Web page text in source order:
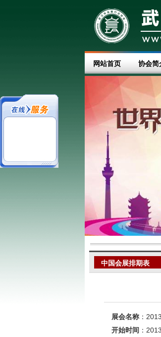
网站首页 协会简
中国会展排期表
展会名称：
开始时间 ：